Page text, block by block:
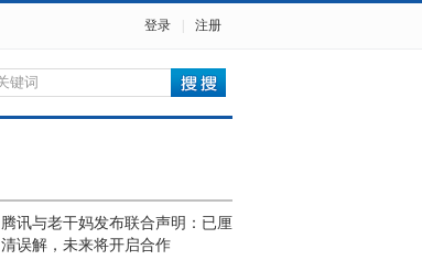
登录 注册
腾讯与老干妈发布联合声明：已厘
清误解，未来将开启合作